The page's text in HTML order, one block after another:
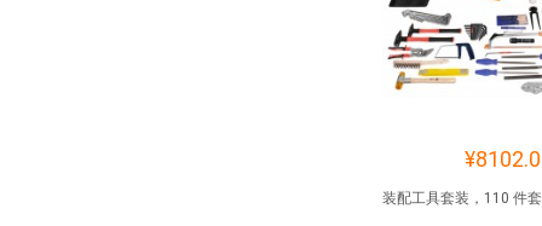
装配工具套装，110 件